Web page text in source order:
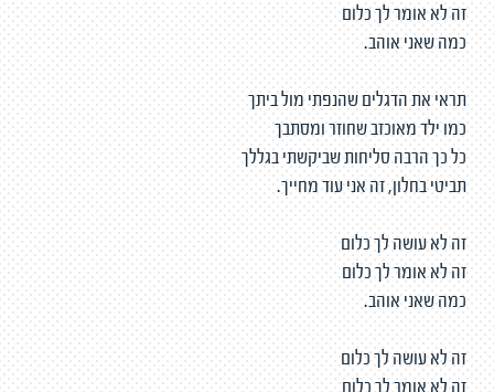
זה לא אומר לך כלום
כמה שאני אוהב.
תראי את הדגלים שהנפתי מול ביתך
כמו ילד מאוכזב שחוזר ומסתבך
כל כך הרבה סליחות שביקשתי בגללך
תביטי בחלון, זה אני עוד מחייך.
זה לא עושה לך כלום
זה לא אומר לך כלום
כמה שאני אוהב.
זה לא עושה לך כלום